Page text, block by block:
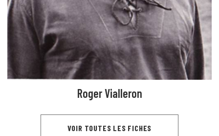
Roger Vialleron
VOIR TOUTES LES FICHES